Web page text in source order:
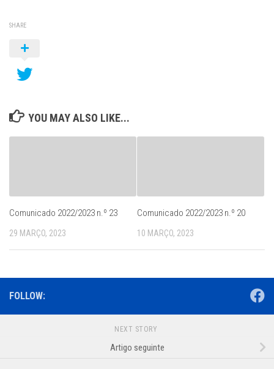
SHARE
YOU MAY ALSO LIKE...
Comunicado 2022/2023 n.º 23
29 MARÇO, 2023
Comunicado 2022/2023 n.º 20
10 MARÇO, 2023
FOLLOW:
NEXT STORY
Artigo seguinte